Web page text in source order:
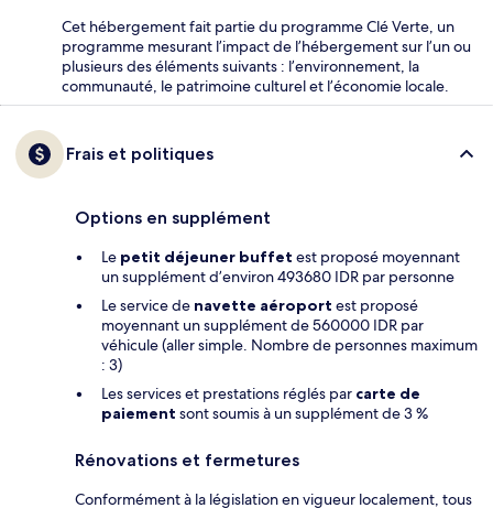
Cet hébergement fait partie du programme Clé Verte, un
programme mesurant l’impact de l’hébergement sur l’un ou
plusieurs des éléments suivants : l’environnement, la
communauté, le patrimoine culturel et l’économie locale.
Frais et politiques
Options en supplément
Le petit déjeuner buffet est proposé moyennant
un supplément d’environ 493680 IDR par personne
Le service de navette aéroport est proposé
moyennant un supplément de 560000 IDR par
véhicule (aller simple. Nombre de personnes maximum
: 3)
Les services et prestations réglés par carte de
paiement sont soumis à un supplément de 3 %
Rénovations et fermetures
Conformément à la législation en vigueur localement, tous